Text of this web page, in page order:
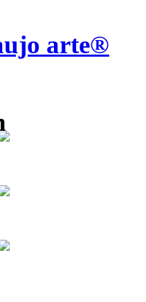
arte®